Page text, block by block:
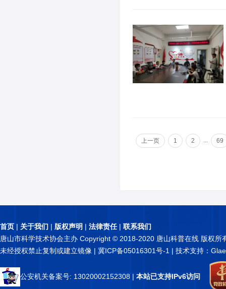
上一页 1 2 ... 69
首页 | 关于我们 | 版权声明 | 法律责任| 联系我们
唐山市科学技术协会主办 Copyright © 2018-2020 唐山科普在线 版权所
未经授权禁止复制或建立镜像 | 冀ICP备05016301号-1 | 技术支持：
公安机关备案号: 13020002152308 | 本站已支持IPv6访问